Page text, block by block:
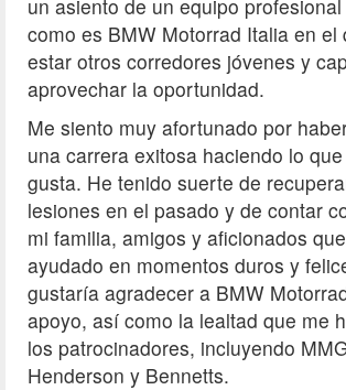
un asiento de un equipo
como es BMW Motorrad Italia en el
estar otros corredores jóvenes y
aprovechar la oportunidad.
Me siento muy afortunado por
una carrera exitosa haciendo lo
gusta. He tenido suerte de
lesiones en el pasado y de contar
mi familia, amigos y aficionados
ayudado en momentos duros y
gustaría agradecer a BMW
apoyo, así como la lealtad que me
los patrocinadores, incluyendo
Henderson y Bennetts.